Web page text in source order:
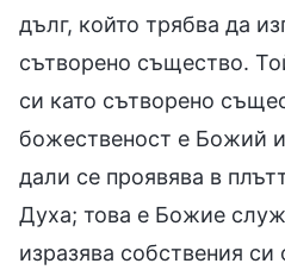
дълг, който трябва да
сътворено същество.
си като сътворено
божественост е Божий
дали се проявява в
Духа; това е Божие
изразява собствения си